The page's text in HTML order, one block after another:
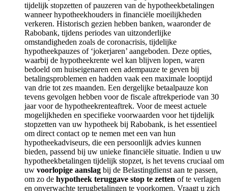
tijdelijk stopzetten of pauzeren van de hypotheekbetalingen
wanneer hypotheekhouders in financiële moeilijkheden
verkeren. Historisch gezien hebben banken, waaronder de
Rabobank, tijdens periodes van uitzonderlijke
omstandigheden zoals de coronacrisis, tijdelijke
hypotheekpauzes of ‘jokerjaren’ aangeboden. Deze opties,
waarbij de hypotheekrente wel kan blijven lopen, waren
bedoeld om huiseigenaren een adempauze te geven bij
betalingsproblemen en hadden vaak een maximale looptijd
van drie tot zes maanden. Een dergelijke betaalpauze kon
tevens gevolgen hebben voor de fiscale aftrekperiode van 30
jaar voor de hypotheekrenteaftrek. Voor de meest actuele
mogelijkheden en specifieke voorwaarden voor het tijdelijk
stopzetten van uw hypotheek bij Rabobank, is het essentieel
om direct contact op te nemen met een van hun
hypotheekadviseurs, die een persoonlijk advies kunnen
bieden, passend bij uw unieke financiële situatie. Indien u uw
hypotheekbetalingen tijdelijk stopzet, is het tevens cruciaal om
uw voorlopige aanslag bij de Belastingdienst aan te passen,
om zo de hypotheek teruggave stop te zetten of te verlagen
en onverwachte terugbetalingen te voorkomen. Vraagt u zich